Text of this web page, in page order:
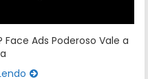
Ads Poderoso Vale a